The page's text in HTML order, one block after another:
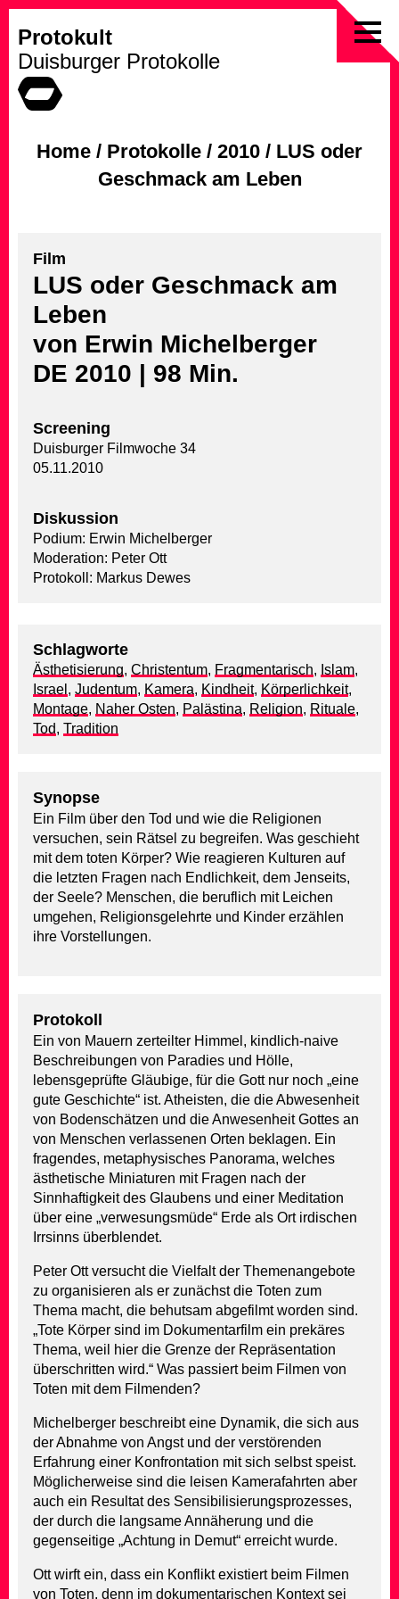
to
Protokult
Duisburger Protokolle
Home / Protokolle / 2010 / LUS oder
Geschmack am Leben
Film
LUS oder Geschmack am
Leben
von Erwin Michelberger
DE 2010 | 98 Min.
Screening
Duisburger Filmwoche 34
05.11.2010
Diskussion
Podium: Erwin Michelberger
Moderation: Peter Ott
Protokoll: Markus Dewes
Schlagworte
Ästhetisierung, Christentum, Fragmentarisch, Islam,
Israel , Judentum, Kamera, Kindheit, Körperlichkeit,
Montage, Naher Osten, Palästina, Religion, Rituale,
Tod, Tradition
Synopse
Ein Film über den Tod und wie die Religionen
versuchen, sein Rätsel zu begreifen. Was geschieht
mit dem toten Körper? Wie reagieren Kulturen auf
die letzten Fragen nach Endlichkeit, dem Jenseits,
der Seele? Menschen, die beruflich mit Leichen
umgehen, Religionsgelehrte und Kinder erzählen
ihre Vorstellungen.
Protokoll
Ein von Mauern zerteilter Himmel, kindlich-naive
Beschreibungen von Paradies und Hölle,
lebensgeprüfte Gläubige, für die Gott nur noch „eine
gute Geschichte“ ist. Atheisten, die die Abwesenheit
von Bodenschätzen und die Anwesenheit Gottes an
von Menschen verlassenen Orten beklagen. Ein
fragendes, metaphysisches Panorama, welches
ästhetische Miniaturen mit Fragen nach der
Sinnhaftigkeit des Glaubens und einer Meditation
über eine „verwesungsmüde“ Erde als Ort irdischen
Irrsinns überblendet.
Peter Ott versucht die Vielfalt der Themenangebote
zu organisieren als er zunächst die Toten zum
Thema macht, die behutsam abgefilmt worden sind.
„Tote Körper sind im Dokumentarfilm ein prekäres
Thema, weil hier die Grenze der Repräsentation
überschritten wird.“ Was passiert beim Filmen von
Toten mit dem Filmenden?
Michelberger beschreibt eine Dynamik, die sich aus
der Abnahme von Angst und der verstörenden
Erfahrung einer Konfrontation mit sich selbst speist.
Möglicherweise sind die leisen Kamerafahrten aber
auch ein Resultat des Sensibilisierungsprozesses,
der durch die langsame Annäherung und die
gegenseitige „Achtung in Demut“ erreicht wurde.
Ott wirft ein, dass ein Konflikt existiert beim Filmen
von Toten, denn im dokumentarischen Kontext sei